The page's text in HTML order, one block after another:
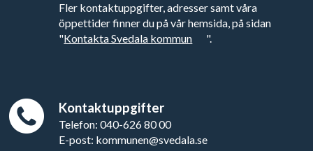
Fler kontaktuppgifter, adresser samt våra
öppettider finner du på vår hemsida, på sidan
"Kontakta Svedala kommun ".
Kontaktuppgifter
Telefon: 040-626 80 00
E-post: kommunen@svedala.se